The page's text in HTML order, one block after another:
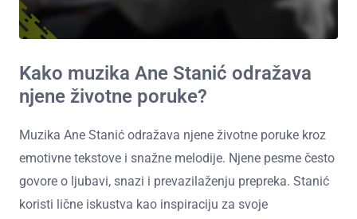
Kako muzika Ane Stanić odražava
njene životne poruke?
Muzika Ane Stanić odražava njene životne poruke kroz
emotivne tekstove i snažne melodije. Njene pesme često
govore o ljubavi, snazi i prevazilaženju prepreka. Stanić
koristi lične iskustva kao inspiraciju za svoje